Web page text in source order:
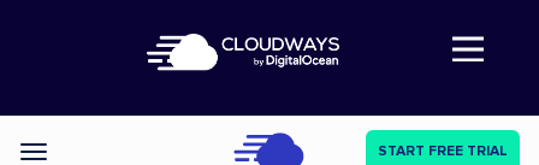
Abre a navegação
Categories START FREE TRIAL